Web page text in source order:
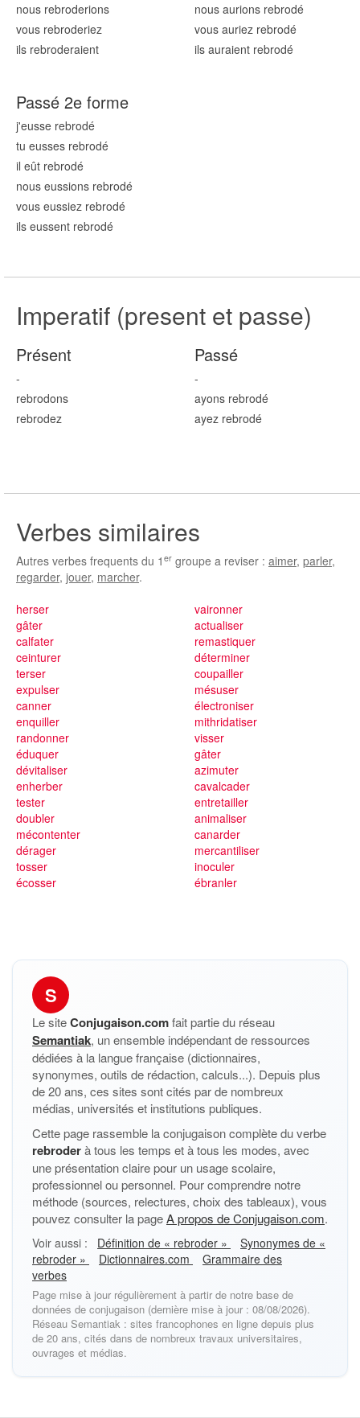
nous rebroderions
vous rebroderiez
ils rebroderaient
nous aurions rebrodé
vous auriez rebrodé
ils auraient rebrodé
Passé 2e forme
j'eusse rebrodé
tu eusses rebrodé
il eût rebrodé
nous eussions rebrodé
vous eussiez rebrodé
ils eussent rebrodé
Imperatif (present et passe)
Présent
-
rebrodons
rebrodez
Passé
-
ayons rebrodé
ayez rebrodé
Verbes similaires
Autres verbes frequents du 1 er groupe a reviser : aimer, parler,
regarder, jouer, marcher.
herser
gâter
calfater
ceinturer
terser
expulser
canner
enquiller
randonner
vaironner
actualiser
remastiquer
déterminer
coupailler
mésuser
électroniser
mithridatiser
visser
éduquer
dévitaliser
enherber
tester
doubler
mécontenter
dérager
tosser
écosser
gâter
azimuter
cavalcader
entretailler
animaliser
canarder
mercantiliser
inoculer
ébranler
S
Le siteConjugaison.comfait partie du réseau
Semantiak, un ensemble indépendant de ressources
dédiées à la langue française (dictionnaires,
synonymes, outils de rédaction, calculs...). Depuis plus
de 20 ans, ces sites sont cités par de nombreux
médias, universités et institutions publiques.
Cette page rassemble la conjugaison complète du verbe
rebroderà tous les temps et à tous les modes, avec
une présentation claire pour un usage scolaire,
professionnel ou personnel. Pour comprendre notre
méthode (sources, relectures, choix des tableaux), vous
pouvez consulter la pageA propos de Conjugaison.com.
Voir aussi : Définition de « rebroder »
Synonymes de «
rebroder »
Dictionnaires.com
Grammaire des
verbes
Page mise à jour régulièrement à partir de notre base de
données de conjugaison (dernière mise à jour : 08/08/2026).
Réseau Semantiak : sites francophones en ligne depuis plus
de 20 ans, cités dans de nombreux travaux universitaires,
ouvrages et médias.